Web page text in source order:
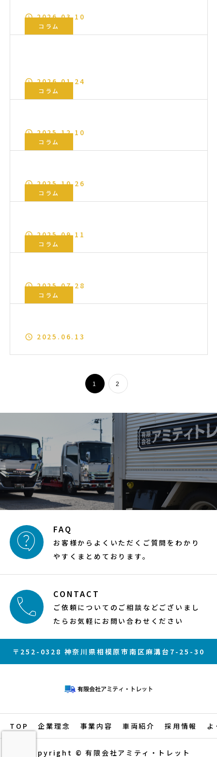
2026.03.10
コラム
2026.01.24
コラム
2025.12.10
コラム
2025.10.26
コラム
2025.09.11
コラム
2025.07.28
コラム
2025.06.13
1 2
 FAQ
お客様からよくいただくご質問をわかり
やすくまとめております。
 CONTACT
ご依頼についてのご相談などございまし
たらお気軽にお問い合わせください
〒252-0328 神奈川県相模原市南区麻溝台7-25-30
TOP 企業理念 事業内容 車両紹介 採用情報
Copyright © 有限会社アミティ・トレット